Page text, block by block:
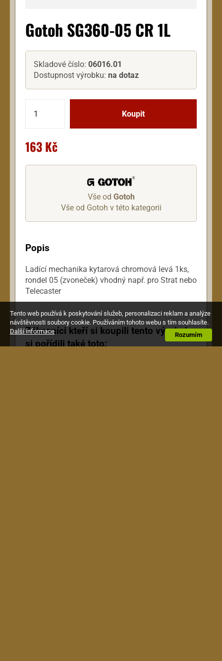
Gotoh SG360-05 CR 1L
Skladové číslo: 06016.01
Dostupnost výrobku: na dotaz
163 Kč
Vše od Gotoh
Vše od Gotoh v této kategorii
Popis
Ladící mechanika kytarová chromová levá 1ks,
rondel 05 (zvoneček) vhodný např. pro Strat nebo
Telecaster
Zákazníci kteří si koupili tento výrobek,
si pořídili také toto:
Tento web používá k poskytování služeb, personalizaci reklam a analýze
návštěvnosti soubory cookie. Používáním tohoto webu s tím souhlasíte.
Rozumím
Další informace